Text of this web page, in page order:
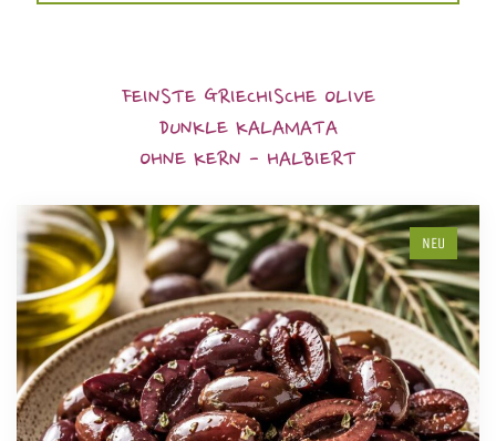
FEINSTE GRIECHISCHE OLIVE
DUNKLE KALAMATA
OHNE KERN - HALBIERT
NEU